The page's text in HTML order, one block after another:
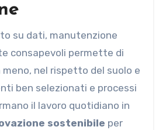
su dati, manutenzione
consapevoli permette di
meno, nel rispetto del suolo e
ben selezionati e processi
il lavoro quotidiano in
sostenibile per